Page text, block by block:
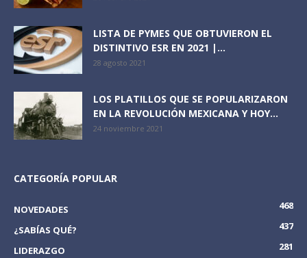
LISTA DE PYMES QUE OBTUVIERON EL
DISTINTIVO ESR EN 2021 |...
28 agosto 2021
LOS PLATILLOS QUE SE POPULARIZARON
EN LA REVOLUCIÓN MEXICANA Y HOY...
24 noviembre 2021
CATEGORÍA POPULAR
NOVEDADES
468
¿SABÍAS QUÉ?
437
LIDERAZGO
281